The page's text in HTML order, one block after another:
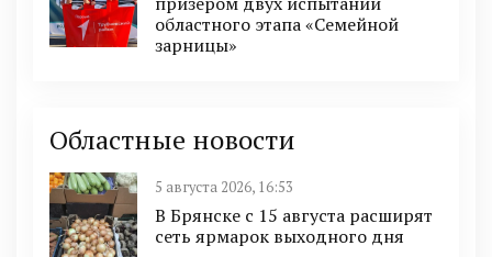
областного этапа «Семейной
зарницы»
Областные новости
5 августа 2026, 16:53
В Брянске с 15 августа расширят
сеть ярмарок выходного дня